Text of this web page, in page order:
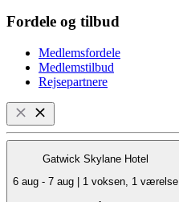
Fordele og tilbud
Medlemsfordele
Medlemstilbud
Rejsepartnere
Gatwick Skylane Hotel
6 aug - 7 aug | 1 voksen, 1 værelse